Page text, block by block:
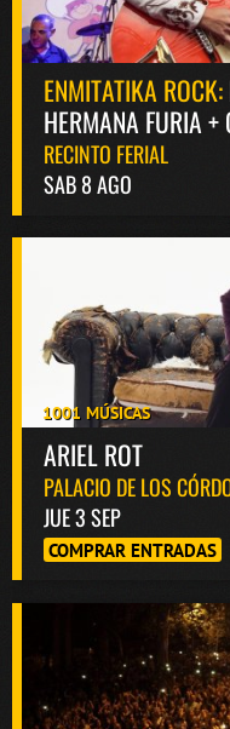
ENMITATIKA ROCK:
HERMANA FURIA +
RECINTO FERIAL
SAB 8 AGO
1001 MÚSICAS
ARIEL ROT
PALACIO DE LOS
JUE 3 SEP
COMPRAR ENTRADAS